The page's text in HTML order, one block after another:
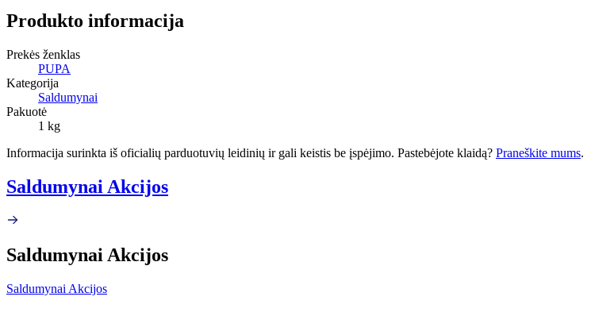
Produkto informacija
Prekės ženklas
PUPA
Kategorija
Saldumynai
Pakuotė
1 kg
Informacija surinkta iš oficialių parduotuvių leidinių ir gali keistis be įspėjimo. Pastebėjote klaidą? Praneškite mums.
Saldumynai Akcijos
Saldumynai Akcijos
Saldumynai Akcijos